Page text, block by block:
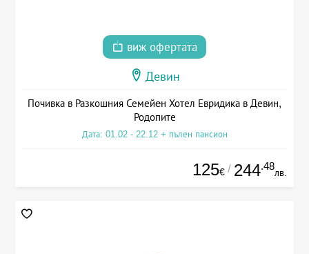
виж офертата
Девин
Почивка в Разкошния Семейeн Хотел Евридика в Девин,
Родопите
Дата: 01.02 - 22.12 + пълен пансион
125€ / 244.48
лв.